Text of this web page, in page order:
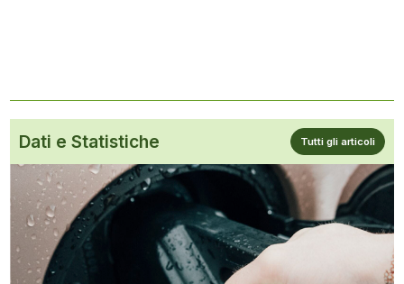
Dati e Statistiche Tutti gli articoli